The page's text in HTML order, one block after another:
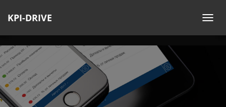
KPI-DRIVE